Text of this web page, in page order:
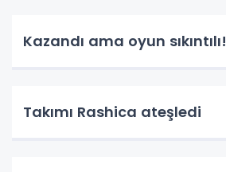
Kazandı ama oyun sıkıntılı!
Takımı Rashica ateşledi